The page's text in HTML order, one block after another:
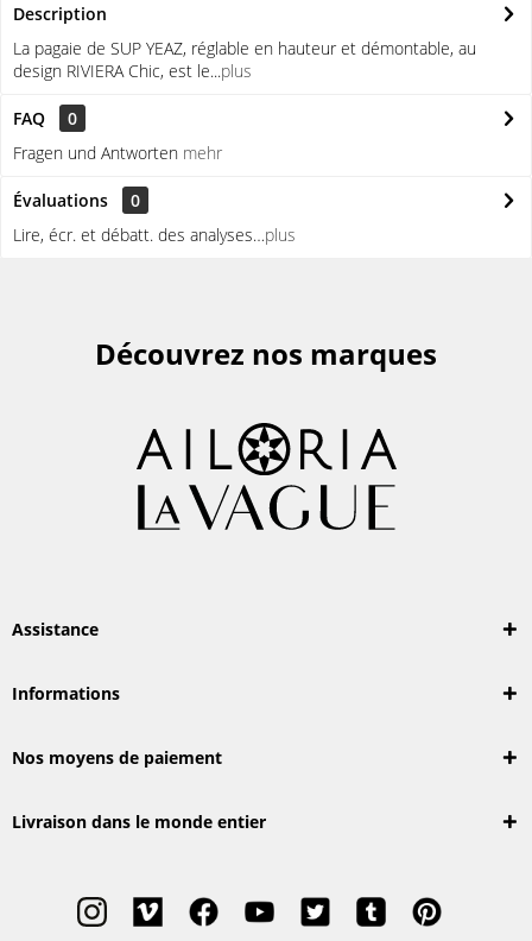
Description
La pagaie de SUP YEAZ, réglable en hauteur et démontable, au
design RIVIERA Chic, est le...plus
FAQ
0
Fragen und Antworten mehr
Évaluations
0
Lire, écr. et débatt. des analyses…plus
Découvrez nos marques
Assistance
Informations
Nos moyens de paiement
Livraison dans le monde entier